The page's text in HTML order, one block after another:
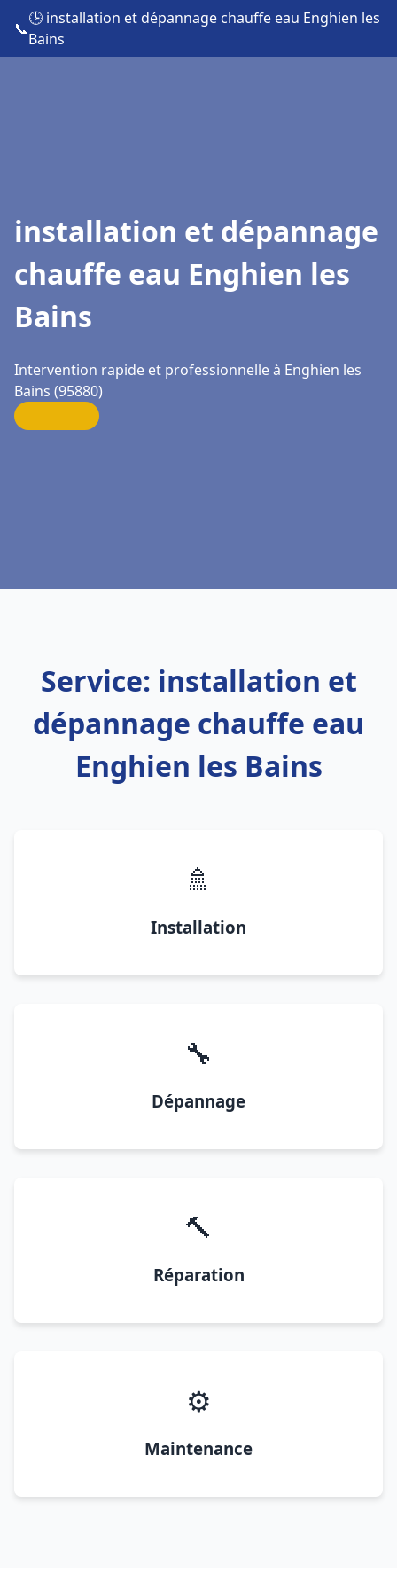
📞
🕒 installation et dépannage chauffe eau Enghien les
Bains
installation et dépannage
chauffe eau Enghien les
Bains
Intervention rapide et professionnelle à Enghien les
Bains (95880)
Service: installation et
dépannage chauffe eau
Enghien les Bains
🚿
Installation
🔧
Dépannage
🔨
Réparation
⚙️
Maintenance